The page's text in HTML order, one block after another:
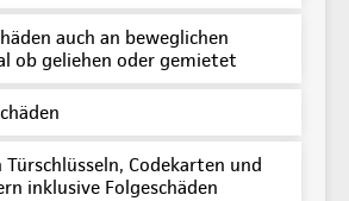
auch an beweglichen
ob geliehen oder gemietet
Codekarten und
inklusive Folgeschäden